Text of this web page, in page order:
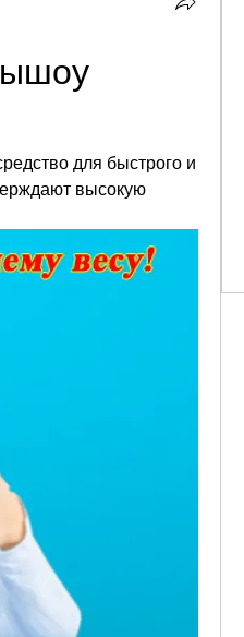
для быстрого и
высокую